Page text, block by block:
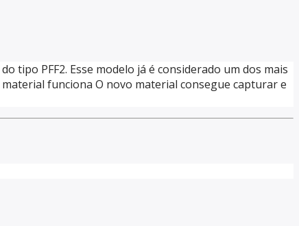
tipo PFF2. Esse modelo já é considerado um dos mais
funciona O novo material consegue capturar e